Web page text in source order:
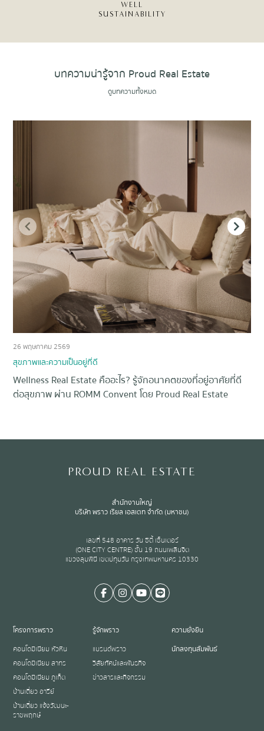
WELL
SUSTAINABILITY
บทความน่ารู้จาก Proud Real Estate
ดูบทความทั้งหมด
26 พฤษภาคม 2569
สุขภาพและความเป็นอยู่ที่ดี
Wellness Real Estate คืออะไร? รู้จักอนาคตของที่อยู่อาศัยที่ดี
ต่อสุขภาพ ผ่าน ROMM Convent โดย Proud Real Estate
1
PROUD REAL ESTATE
สำนักงานใหญ่
บริษัท พราว เรียล เอสเตท จำกัด (มหาชน)
เลขที่ 548 อาคาร วัน ซิตี้ เซ็นเตอร์
(ONE CITY CENTRE) ชั้น 19 ถนนเพลินจิต
แขวงลุมพินี เขตปทุมวัน กรุงเทพมหานคร 10330
โครงการพราว
คอนโดมิเนียม หัวหิน
คอนโดมิเนียม สาทร
คอนโดมิเนียม ภูเก็ต
บ้านเดี่ยว อารีย์
บ้านเดี่ยว แจ้งวัฒนะ-
ราชพฤกษ์
รู้จักพราว
แบรนด์พราว
วิสัยทัศน์และพันธกิจ
ข่าวสารและกิจกรรม
ความยั่งยืน
นักลงทุนสัมพันธ์